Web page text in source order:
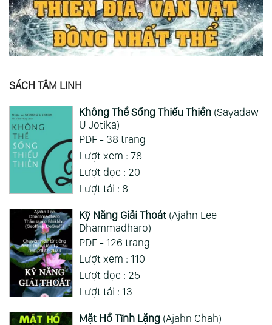
SÁCH TÂM LINH
Không Thể Sống Thiếu Thiền(Sayadaw
U Jotika)
PDF - 38 trang
Lượt xem : 78
Lượt đọc : 20
Lượt tải : 8
Kỹ Năng Giải Thoát(Ajahn Lee
Dhammadharo)
PDF - 126 trang
Lượt xem : 110
Lượt đọc : 25
Lượt tải : 13
Mặt Hồ Tĩnh Lặng(Ajahn Chah)